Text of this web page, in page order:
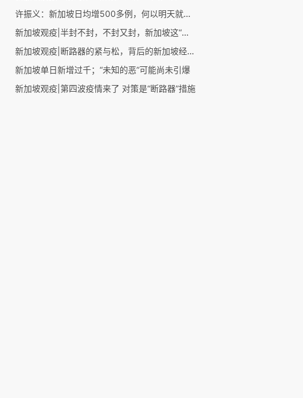
许振义：新加坡日均增500多例，何以明天就敢“解封”？
新加坡观疫|半封不封，不封又封，新加坡这“断路器”究竟怎么回事？
新加坡观疫|断路器的紧与松，背后的新加坡经济怎么挺过去
新加坡单日新增过千；“未知的恶”可能尚未引爆
新加坡观疫|第四波疫情来了 对策是“断路器”措施